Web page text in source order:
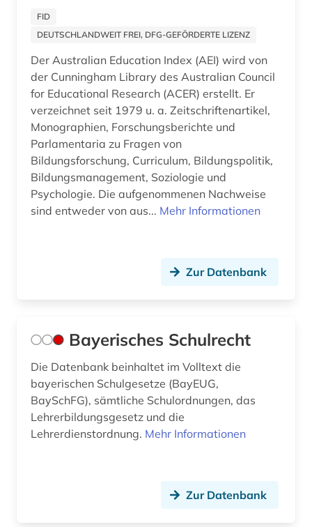
jugendmedien (1)
jugendpolitik (1)
karriereratgeber (1)
kasuistik (1)
katalog (2)
kinderbetreuung (1)
kinderbuch (1)
kindergarten (2)
kindergartenpädagogik (1)
FID
DEUTSCHLANDWEIT FREI, DFG-GEFÖRDERTE LIZENZ
Der Australian Education Index (AEI) wird von
der Cunningham Library des Australian Council
for Educational Research (ACER) erstellt. Er
verzeichnet seit 1979 u. a. Zeitschriftenartikel,
Monographien, Forschungsberichte und
Parlamentaria zu Fragen von
Bildungsforschung, Curriculum, Bildungspolitik,
Bildungsmanagement, Soziologie und
Psychologie. Die aufgenommenen Nachweise
sind entweder von aus... Mehr Informationen
Zur Datenbank
Bayerisches Schulrecht
Die Datenbank beinhaltet im Volltext die
bayerischen Schulgesetze (BayEUG,
BaySchFG), sämtliche Schulordnungen, das
Lehrerbildungsgesetz und die
Lehrerdienstordnung. Mehr Informationen
Zur Datenbank